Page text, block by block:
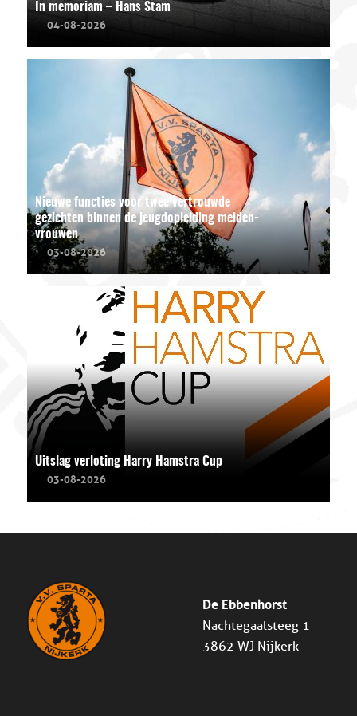
In memoriam – Hans Stam
04-08-2026
Nieuwe functies voor twee vertrouwde
gezichten binnen de jeugdopleiding meiden-
vrouwen
03-08-2026
Uitslag verloting Harry Hamstra Cup
03-08-2026
De Ebbenhorst
Nachtegaalsteeg 1
3862 WJ Nijkerk